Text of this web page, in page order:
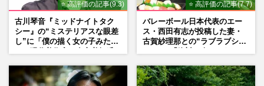
⭐ 高評価の記事(9.3)
古川琴音『ミッドナイトタク
シー』の“ミステリアスな眼差
し”に「僕の描く女の子みた
⭐ 高評価の記事(7.7)
バレーボール日本代表のエー
ス・西田有志が投稿した妻・
古賀紗理那との“ラブラブショ
判殺到の理由